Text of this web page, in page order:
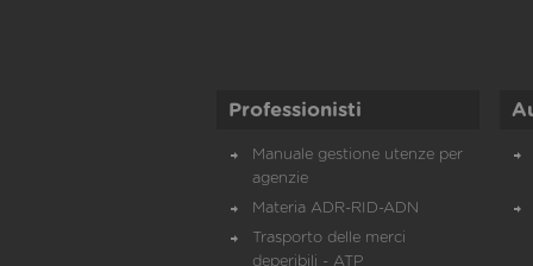
Professionisti
Manuale gestione utenze per
agenzie
Materia ADR-RID-ADN
Trasporto delle merci
deperibili - ATP